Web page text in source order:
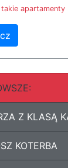
takie apartamenty
Z KLASĄ
KOTERBA